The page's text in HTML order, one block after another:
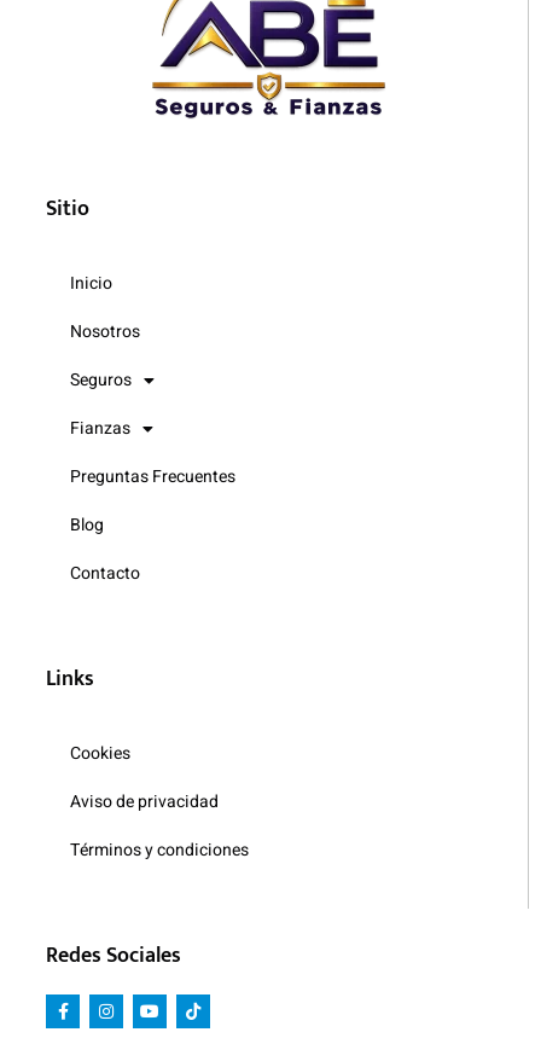
Sitio
Inicio
Nosotros
Seguros
Fianzas
Preguntas Frecuentes
Blog
Contacto
Links
Cookies
Aviso de privacidad
Términos y condiciones
Redes Sociales